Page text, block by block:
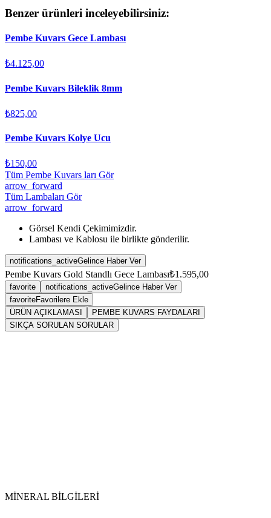
Benzer ürünleri inceleyebilirsiniz:
Pembe Kuvars Gece Lambası
₺4.125,00
Pembe Kuvars Bileklik 8mm
₺825,00
Pembe Kuvars Kolye Ucu
₺150,00
Tüm Pembe Kuvars ları Gör
arrow_forward
Tüm Lambaları Gör
arrow_forward
Görsel Kendi Çekimimizdir.
Lambası ve Kablosu ile birlikte gönderilir.
notifications_activeGelince Haber Ver
Pembe Kuvars Gold Standlı Gece Lambası₺1.595,00
favorite notifications_activeGelince Haber Ver
favoriteFavorilere Ekle
ÜRÜN AÇIKLAMASI
PEMBE KUVARS FAYDALARI
SIKÇA SORULAN SORULAR
MİNERAL BİLGİLERİ